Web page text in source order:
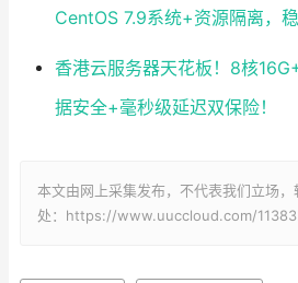
CentOS 7.9系统+资源隔离，
香港云服务器天花板！8核
据安全+毫秒级延迟双保险！
本文由网上采集发布，不代表我们立场
处：https://www.uuccloud.com/